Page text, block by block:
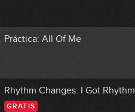
Práctica: All Of Me
Rhythm Changes: I Got Rhythm
GRATIS